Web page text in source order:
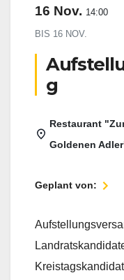
16 Nov. 14:00
BIS 16 NOV.
g
Restaurant
Goldenen
Geplant von: